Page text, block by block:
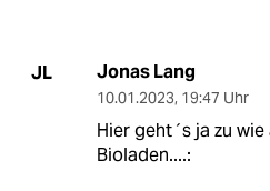
JL Jonas Lang
10.01.2023, 19:47 Uhr
Hier geht´s ja zu
Bioladen....: